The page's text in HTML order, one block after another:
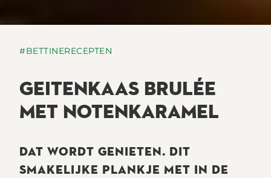
#BETTINERECEPTEN
GEITENKAAS BRULÉE
MET NOTENKARAMEL
DAT WORDT GENIETEN. DIT
SMAKELIJKE PLANKJE MET IN DE